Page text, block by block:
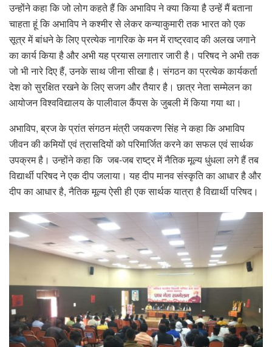
उन्होंने कहा कि जो लोग कहते हैं कि अभाविप ने क्या किया है उन्हें मैं बताना
चाहता हूं कि अभाविप ने कश्मीर से लेकर कन्याकुमारी तक भारत को एक
सूत्र में बांधने के लिए प्रत्येक नागरिक के मन में राष्ट्रवाद की अलख जगाने
का कार्य किया है और अभी यह प्रयास लगातार जारी है। परिषद ने अभी तक
जो भी नारे दिए हैं, उनके साथ जीना सीखा है। संगठन का प्रत्येक कार्यकर्ता
देश को सुरक्षित रखने के लिए सजग और तैयार है। छात्र नेता सम्मेलन का
आयोजन विश्वविद्यालय के पालीवाल कैंपस के जुबली में किया गया था।
अभाविप, ब्रज के प्रांत संगठन मंत्री जयकरण सिंह ने कहा कि अभाविप
जीवन की कमियों एवं त्रासदियों को परिमार्जित करने का सफल एवं सार्थक
उपक्रम है। उन्होंने कहा कि जब-जब राष्ट्र में नैतिक मूल्य धुंधला लगे हैं तब
विद्यार्थी परिषद ने एक दीप जलाया। यह दीप मानव संस्कृति का आधार है और
दीप का आधार है, नैतिक मूल्य ऐसी ही एक सार्थक यात्रा है विद्यार्थी परिषद।